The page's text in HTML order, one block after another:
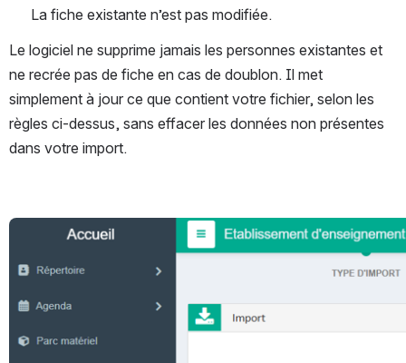
La fiche existante n’est pas modifiée.
Le logiciel ne supprime jamais les personnes existantes et
ne recrée pas de fiche en cas de doublon. Il met
simplement à jour ce que contient votre fichier, selon les
règles ci-dessus, sans effacer les données non présentes
dans votre import.